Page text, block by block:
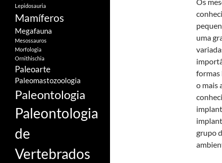
Os
uma
formas
o mais
grupo
Lepidosauria
Mamíferos
Megafauna
Mesossauros
Morfologia
Ornithischia
Paleoarte
Paleomastozoologia
Paleontologia
Paleontologia
de
Vertebrados